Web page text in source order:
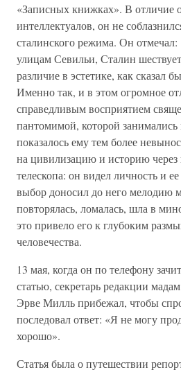
«Записных книжках». В отличие
интеллектуалов, он не
сталинского режима. Он
улицам Севильи, Сталин
различие в эстетике, как сказал
Именно так, и в этом огромное
справедливым восприятием
пантомимой, которой
показалось ему тем более
на цивилизацию и историю
телескопа: он видел личность и
выбор доносил до него мелодию
повторялась, ломалась, шла в
это привело его к глубоким
человечества.
13 мая, когда он по телефону
статью, секретарь редакции
Эрве Милль прибежал, чтобы
последовал ответ: «Я не могу
хорошо».
Статья была о путешествии